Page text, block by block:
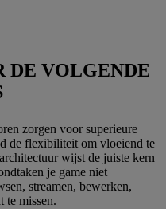
DE VOLGENDE
zorgen voor superieure
de flexibiliteit om vloeiend te
wijst de juiste kern
je game niet
streamen, bewerken,
te missen.